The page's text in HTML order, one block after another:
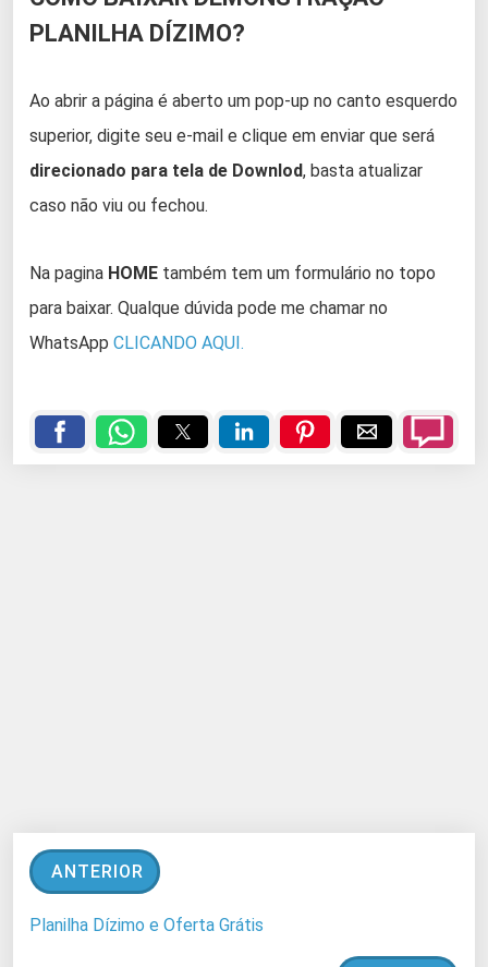
PLANILHA DÍZIMO?
Ao abrir a página é aberto um pop-up no canto esquerdo
superior, digite seu e-mail e clique em enviar que será
direcionado para tela de Downlod, basta atualizar
caso não viu ou fechou.
Na pagina HOME também tem um formulário no topo
para baixar. Qualque dúvida pode me chamar no
WhatsApp CLICANDO AQUI.
ANTERIOR
Planilha Dízimo e Oferta Grátis